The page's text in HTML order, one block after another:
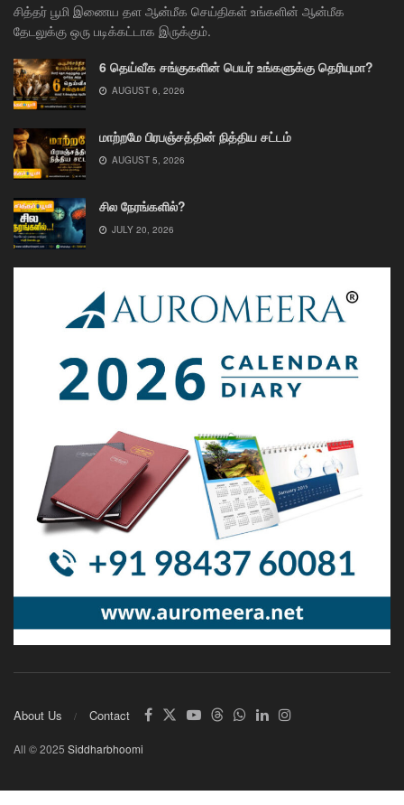
சித்தர் பூமி இணைய தள ஆன்மீக செய்திகள் உங்களின் ஆன்மீக
தேடலுக்கு ஒரு படிக்கட்டாக இருக்கும்.
6 தெய்வீக சங்குகளின் பெயர் உங்களுக்கு தெரியுமா?
AUGUST 6, 2026
மாற்றமே பிரபஞ்சத்தின் நித்திய சட்டம்
AUGUST 5, 2026
சில நேரங்களில்?
JULY 20, 2026
About Us Contact
All © 2025 Siddharbhoomi